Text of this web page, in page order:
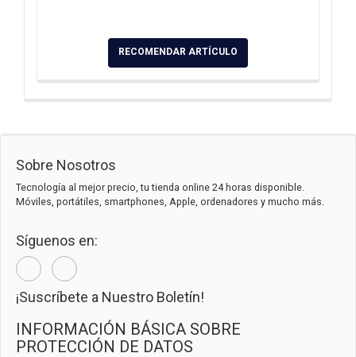
RECOMENDAR ARTÍCULO
Sobre Nosotros
Tecnología al mejor precio, tu tienda online 24 horas disponible.
Móviles, portátiles, smartphones, Apple, ordenadores y mucho más.
Síguenos en:
¡Suscríbete a Nuestro Boletín!
INFORMACIÓN BÁSICA SOBRE
PROTECCIÓN DE DATOS